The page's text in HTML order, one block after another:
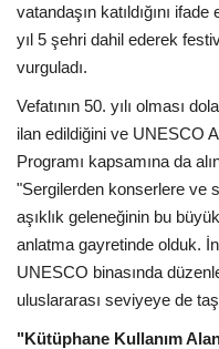
vatandaşın katıldığını
yıl 5 şehri dahil ederek
vurguladı.
Vefatının 50. yılı olması
ilan edildiğini ve UNESCO
Programı kapsamına da
"Sergilerden konserlere ve
aşıklık geleneğinin bu
anlatma gayretinde olduk.
UNESCO binasında
uluslararası seviyeye de
"Kütüphane Kullanım